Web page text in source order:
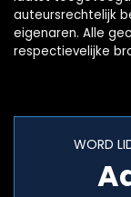
auteursrechtelijk
eigenaren. Alle
respectievelijke
WORD